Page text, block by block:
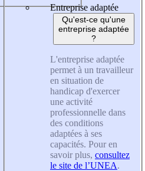
Entreprise adaptée
Qu'est-ce qu'une
entreprise adaptée
?
L'entreprise adaptée
permet à un travailleur
en situation de
handicap d'exercer
une activité
professionnelle dans
des conditions
adaptées à ses
capacités. Pour en
savoir plus, consultez
le site de l’UNEA.